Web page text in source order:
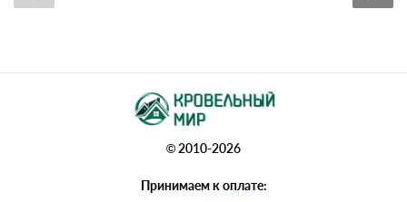
© 2010-2026
Принимаем к оплате: